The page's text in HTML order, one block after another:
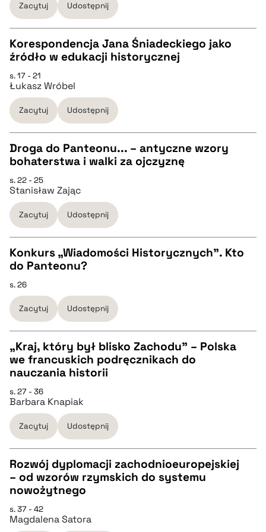
BIBTEX
pobierz cytat
Zacytuj Udostępnij
pobierz cytat
BIBTEX
Korespondencja Jana Śniadeckiego jako
źródło w edukacji historycznej
s. 17 - 21
Łukasz Wróbel
Zacytuj Udostępnij
pobierz cytat
BIBTEX
Droga do Panteonu... – antyczne wzory
bohaterstwa i walki za ojczyznę
s. 22 - 25
Stanisław Zając
Zacytuj Udostępnij
pobierz cytat
BIBTEX
pobierz cytat
Konkurs „Wiadomości Historycznych”. Kto
do Panteonu?
s. 26
Zacytuj Udostępnij
CZYSTY TEKST
pobierz cytat
BIBTEX
pobierz cytat
„Kraj, który był blisko Zachodu” – Polska
we francuskich podręcznikach do
nauczania historii
s. 27 - 36
Barbara Knapiak
Zacytuj Udostępnij
CZYSTY TEKST
pobierz cytat
Rozwój dyplomacji zachodnioeuropejskiej
– od wzorów rzymskich do systemu
nowożytnego
s. 37 - 42
Magdalena Satora